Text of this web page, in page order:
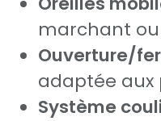
marchant
Ouverture/
adaptée aux
Système